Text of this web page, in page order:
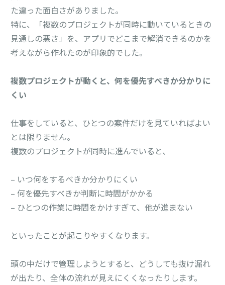
た違った面白さがありました。
特に、「複数のプロジェクトが同時に動いているときの
見通しの悪さ」を、アプリでどこまで解消できるのかを
考えながら作れたのが印象的でした。
複数プロジェクトが動くと、何を優先すべきか分かりに
くい
仕事をしていると、ひとつの案件だけを見ていればよい
とは限りません。
複数のプロジェクトが同時に進んでいると、
– いつ何をするべきか分かりにくい
– 何を優先すべきか判断に時間がかかる
– ひとつの作業に時間をかけすぎて、他が進まない
といったことが起こりやすくなります。
頭の中だけで管理しようとすると、どうしても抜け漏れ
が出たり、全体の流れが見えにくくなったりします。